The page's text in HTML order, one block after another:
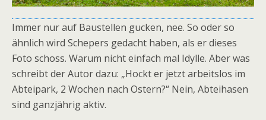
Immer nur auf Baustellen gucken, nee. So oder so
ähnlich wird Schepers gedacht haben, als er dieses
Foto schoss. Warum nicht einfach mal Idylle. Aber was
schreibt der Autor dazu: „Hockt er jetzt arbeitslos im
Abteipark, 2 Wochen nach Ostern?“ Nein, Abteihasen
sind ganzjährig aktiv.